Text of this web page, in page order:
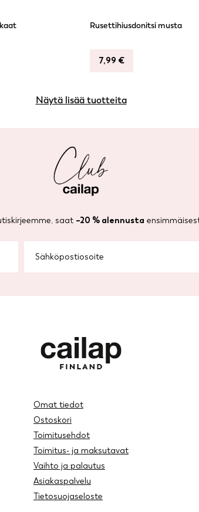
Rusettihiusdonitsi musta
7,99 €
Näytä lisää tuotteita
saat –20 % alennusta
Omat tiedot
Ostoskori
Toimitusehdot
Toimitus- ja maksutavat
Vaihto ja palautus
Asiakaspalvelu
Tietosuojaseloste